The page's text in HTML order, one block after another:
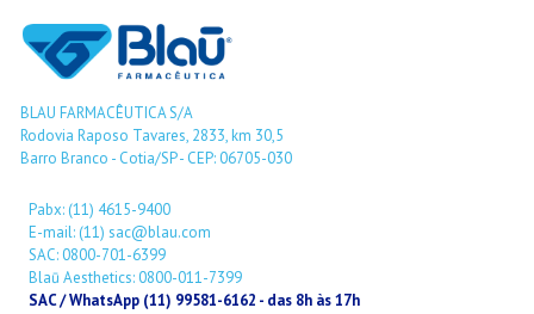
BLAU FARMACÊUTICA S/A
Rodovia Raposo Tavares, 2833, km 30,5
Barro Branco - Cotia/SP - CEP: 06705-030
Pabx: (11) 4615-9400
E-mail: (11) sac@blau.com
SAC: 0800-701-6399
Blaū Aesthetics: 0800-011-7399
SAC / WhatsApp (11) 99581-6162 - das 8h às 17h